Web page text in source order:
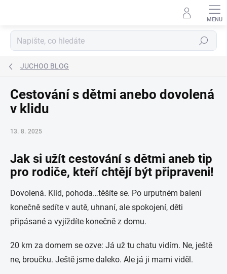
Hledat
JUCHOO BLOG
Cestování s dětmi anebo dovolená
v klidu
13. 8. 2025
Jak si užít cestování s dětmi aneb tip
pro rodiče, kteří chtějí být připraveni!
Dovolená. Klid, pohoda…těšíte se. Po urputném balení
konečně sedíte v autě, uhnaní, ale spokojení, děti
připásané a vyjíždíte konečně z domu.
20 km za domem se ozve: Já už tu chatu vidím. Ne, ještě
ne, broučku. Ještě jsme daleko. Ale já ji mami viděl.